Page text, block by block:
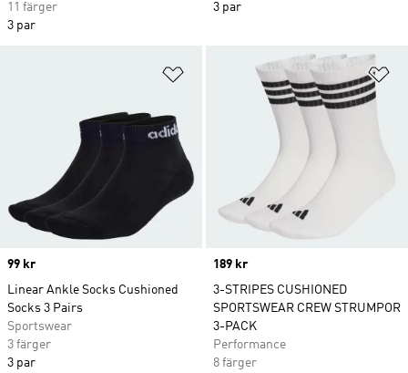
11 färger
3 par
3 par
Lägg till på önskelistan
Price
99 kr
Linear Ankle Socks Cushioned
Socks 3 Pairs
Sportswear
3 färger
3 par
Price
189 kr
3-STRIPES CUSHIONED
SPORTSWEAR CREW STRUMPOR
3-PACK
Performance
8 färger